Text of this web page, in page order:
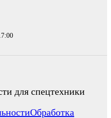
для спецтехники
Обработка